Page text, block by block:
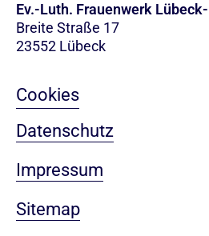
Ev.-Luth. Frauenwerk
Breite Straße 17
23552 Lübeck
Cookies
Datenschutz
Impressum
Sitemap